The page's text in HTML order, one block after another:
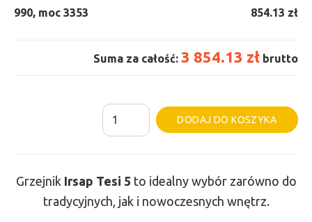
990, moc 3353
854.13 zł
Suma za całość: 3 854.13 zł brutto
ilość
Grzejnik
-
DODAJ DO KOSZYKA
Grzejnik Irsap Tesi 5 to idealny wybór zarówno do
tradycyjnych, jak i nowoczesnych wnętrz.